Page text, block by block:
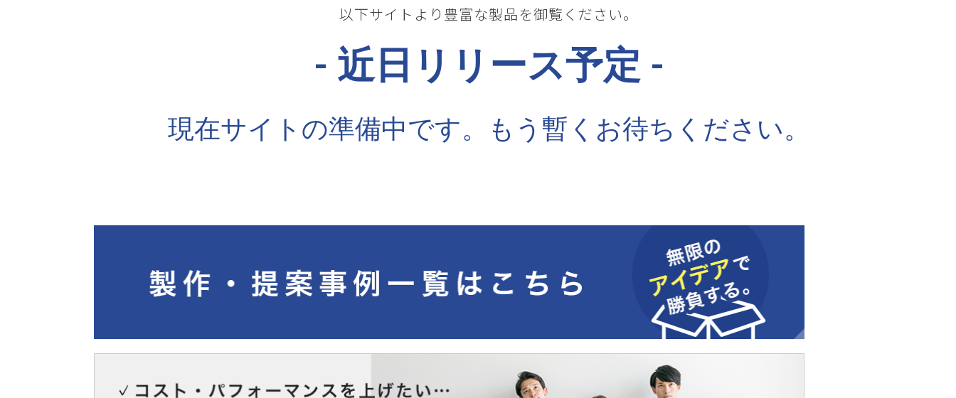
以下サイトより豊富な製品を御覧ください。
- 近日リリース予定 -
現在サイトの準備中です。もう暫くお待ちください。